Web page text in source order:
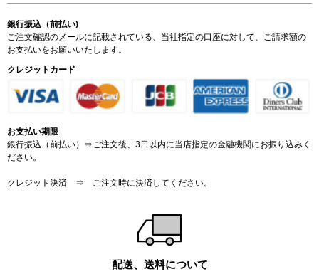
銀行振込（前払い)
ご注文確認のメールに記載されている、当社指定の口座に対して、ご請求額の
お支払いをお願いいたします。
クレジットカード
お支払い期限
銀行振込（前払い）⇒ご注文後、3日以内に当店指定の金融機関にお振り込みく
ださい。
クレジット決済 ⇒ ご注文時に決済してください。
配送、送料について